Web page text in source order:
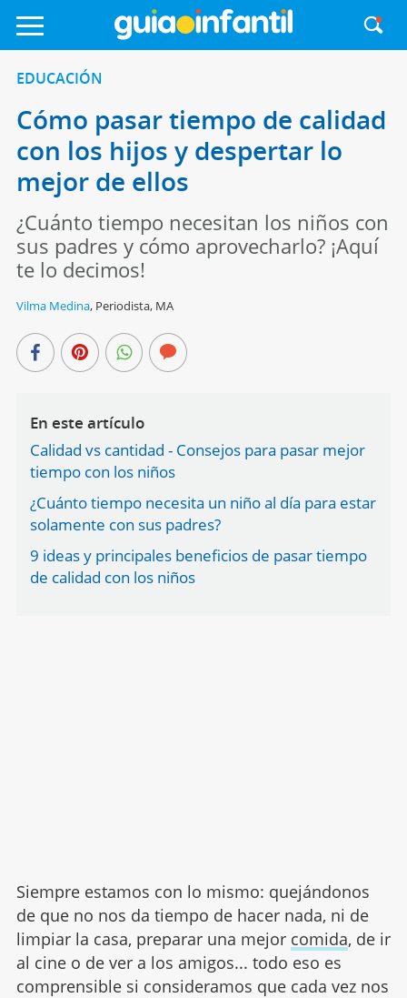
EDUCACIÓN
Cómo pasar tiempo de calidad
con los hijos y despertar lo
mejor de ellos
¿Cuánto tiempo necesitan los niños con
sus padres y cómo aprovecharlo? ¡Aquí
te lo decimos!
Vilma Medina, Periodista, MA
En este artículo
Calidad vs cantidad - Consejos para pasar mejor
tiempo con los niños
¿Cuánto tiempo necesita un niño al día para estar
solamente con sus padres?
9 ideas y principales beneficios de pasar tiempo
de calidad con los niños
Siempre estamos con lo mismo: quejándonos
de que no nos da tiempo de hacer nada, ni de
limpiar la casa, preparar una mejor comida, de ir
al cine o de ver a los amigos... todo eso es
comprensible si consideramos que cada vez nos